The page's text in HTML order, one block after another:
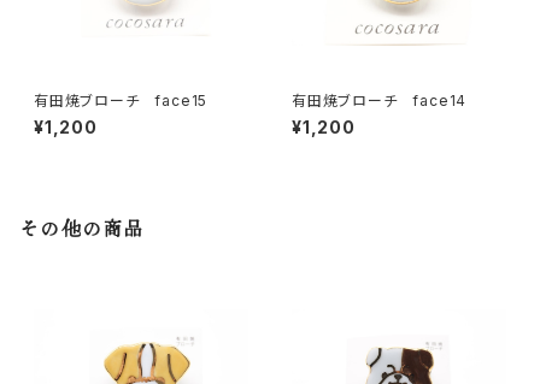
有田焼ブローチ face15
¥1,200
有田焼ブローチ face14
¥1,200
その他の商品